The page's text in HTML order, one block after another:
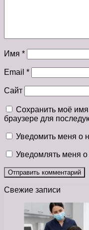
Имя *
Email *
Сайт
Сохранить моё
браузере для
Уведомить меня о
Уведомлять меня о
Свежие записи